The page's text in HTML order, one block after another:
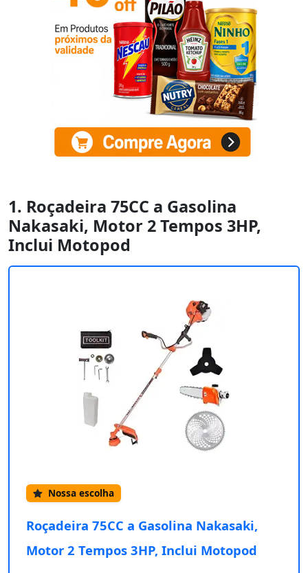
1. Roçadeira 75CC a Gasolina
Nakasaki, Motor 2 Tempos 3HP,
Inclui Motopod
Nossa escolha
Roçadeira 75CC a Gasolina Nakasaki,
Motor 2 Tempos 3HP, Inclui Motopod